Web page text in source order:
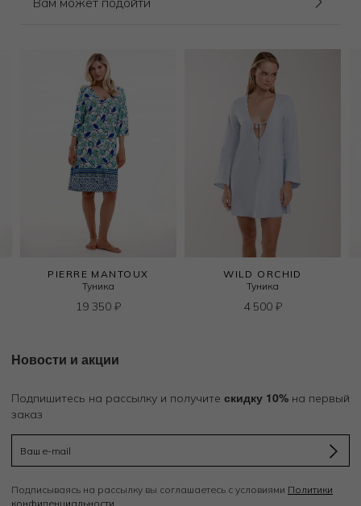
PIERRE MANTOUX
Туника
19 350 ₽
WILD ORCHID
Туника
4 500 ₽
Новости и акции
Подпишитесь на рассылку и получите скидку 10% на первый
заказ
Подписываясь на рассылку вы соглашаетесь с условиями Политики
конфиденциальности